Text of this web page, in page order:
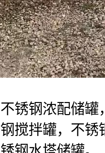
锈钢浓配储
搅拌罐，不